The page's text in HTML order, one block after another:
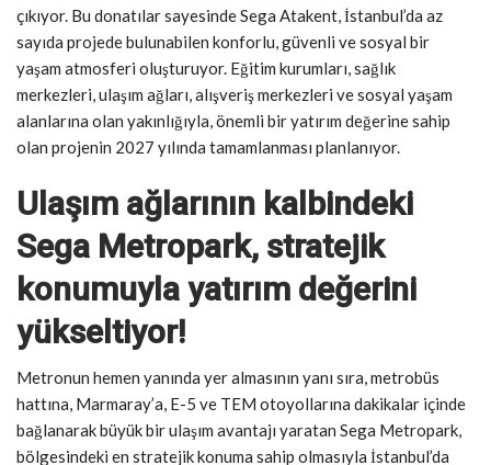
çıkıyor. Bu donatılar sayesinde Sega Atakent, İstanbul’da az
sayıda projede bulunabilen konforlu, güvenli ve sosyal bir
yaşam atmosferi oluşturuyor. Eğitim kurumları, sağlık
merkezleri, ulaşım ağları, alışveriş merkezleri ve sosyal yaşam
alanlarına olan yakınlığıyla, önemli bir yatırım değerine sahip
olan projenin 2027 yılında tamamlanması planlanıyor.
Ulaşım ağlarının kalbindeki
Sega Metropark, stratejik
konumuyla yatırım değerini
yükseltiyor!
Metronun hemen yanında yer almasının yanı sıra, metrobüs
hattına, Marmaray’a, E-5 ve TEM otoyollarına dakikalar içinde
bağlanarak büyük bir ulaşım avantajı yaratan Sega Metropark,
bölgesindeki en stratejik konuma sahip olmasıyla İstanbul’da